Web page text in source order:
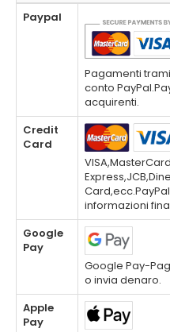
Paypal
Pagamenti
conto
acquirenti.
Credit
Card
informazioni
Google
Pay
Google Pay-
o invia denaro.
Apple
Pay